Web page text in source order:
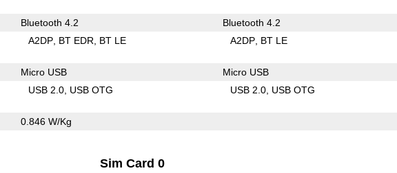
Bluetooth 4.2 Bluetooth 4.2
A2DP BT EDR BT LE A2DP BT LE
Micro USB Micro USB
USB 2.0 USB OTG USB 2.0 USB OTG
0.846 W/Kg
Sim Card 0